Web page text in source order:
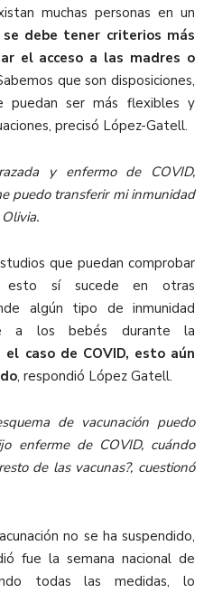
muchas personas en un
se debe tener criterios más
el acceso a las madres o
que son disposiciones,
puedan ser más flexibles y
precisó López-Gatell.
y enfermo de COVID,
puedo transferir mi inmunidad
que puedan comprobar
esto sí sucede en otras
algún tipo de inmunidad
a los bebés durante la
el caso de COVID, esto aún
, respondió López Gatell.
de vacunación puedo
enferme de COVID, cuándo
de las vacunas?, cuestionó
no se ha suspendido,
fue la semana nacional de
todas las medidas, lo